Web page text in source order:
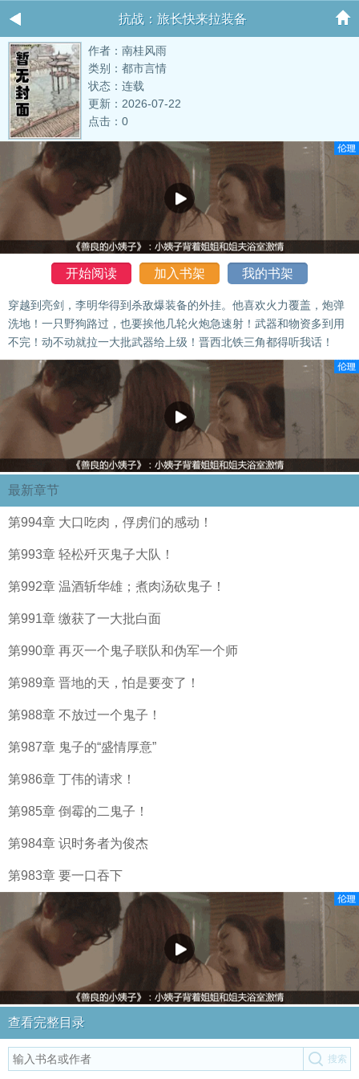
抗战：旅长快来拉装备
作者：南桂风雨
类别：都市言情
状态：连载
更新：2026-07-22
点击：0
开始阅读 加入书架 我的书架
穿越到亮剑，李明华得到杀敌爆装备的外挂。他喜欢火力覆盖，炮弹
洗地！一只野狗路过，也要挨他几轮火炮急速射！武器和物资多到用
不完！动不动就拉一大批武器给上级！晋西北铁三角都得听我话！
最新章节
第994章 大口吃肉，俘虏们的感动！
第993章 轻松歼灭鬼子大队！
第992章 温酒斩华雄；煮肉汤砍鬼子！
第991章 缴获了一大批白面
第990章 再灭一个鬼子联队和伪军一个师
第989章 晋地的天，怕是要变了！
第988章 不放过一个鬼子！
第987章 鬼子的“盛情厚意”
第986章 丁伟的请求！
第985章 倒霉的二鬼子！
第984章 识时务者为俊杰
第983章 要一口吞下
查看完整目录